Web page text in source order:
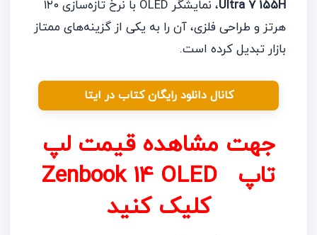
Ultra 7 155H
، نمایشگر OLED با نرخ تازه‌سازی ۱۲۰
هرتز و طراحی فلزی، آن را به یکی از گزینه‌های ممتاز
بازار تبدیل کرده است.
کانال دانلود رایگان کتاب در ایتا
جهت مشاهده قیمت لپ
تاپ Zenbook 14 OLED
کلیک کنید